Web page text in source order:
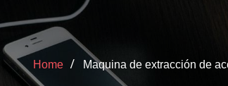
Home Maquina de extracción de